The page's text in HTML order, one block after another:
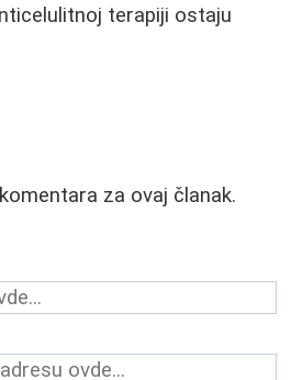
terapiji ostaju
za ovaj članak.